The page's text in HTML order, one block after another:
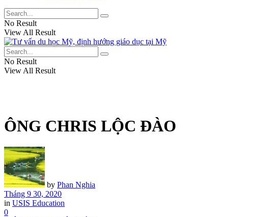
No Result
View All Result
No Result
View All Result
ÔNG CHRIS LỘC ĐÀO
by Phan Nghia
Tháng 9 30, 2020
in USIS Education
0